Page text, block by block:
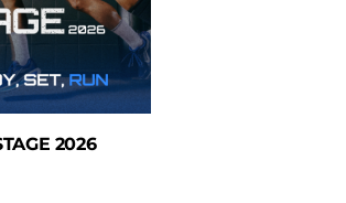
2026